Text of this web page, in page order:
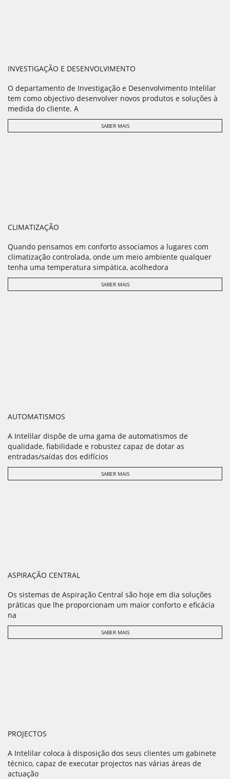
INVESTIGAÇÃO E DESENVOLVIMENTO
O departamento de Investigação e Desenvolvimento Intelilar
tem como objectivo desenvolver novos produtos e soluções à
medida do cliente. A
SABER MAIS
CLIMATIZAÇÃO
Quando pensamos em conforto associamos a lugares com
climatização controlada, onde um meio ambiente qualquer
tenha uma temperatura simpática, acolhedora
SABER MAIS
AUTOMATISMOS
A Intelilar dispõe de uma gama de automatismos de
qualidade, fiabilidade e robustez capaz de dotar as
entradas/saídas dos edifícios
SABER MAIS
ASPIRAÇÃO CENTRAL
Os sistemas de Aspiração Central são hoje em dia soluções
práticas que lhe proporcionam um maior conforto e eficácia
na
SABER MAIS
PROJECTOS
A Intelilar coloca à disposição dos seus clientes um gabinete
técnico, capaz de executar projectos nas várias áreas de
actuação